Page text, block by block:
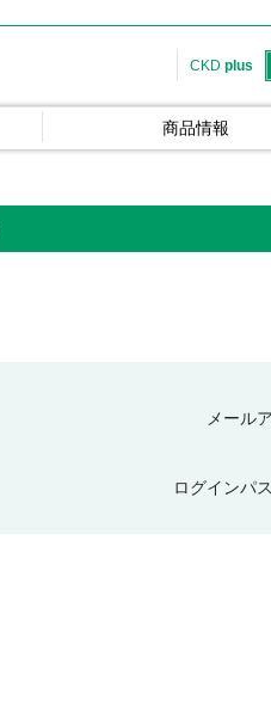
CKD plus
商品情報
メール
ログインパ